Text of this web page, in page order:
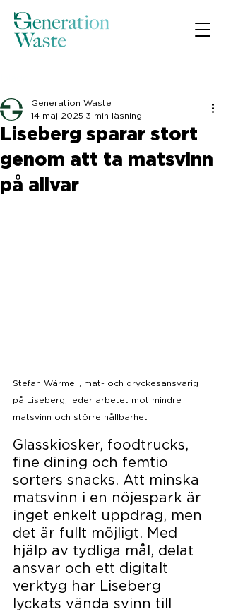
Liseberg sparar stort
genom att ta matsvinn
på allvar
Generation Waste
14 maj 2025 3 min läsning
Stefan Wärmell, mat- och dryckesansvarig
på Liseberg, leder arbetet mot mindre
matsvinn och större hållbarhet
Glasskiosker, foodtrucks,
fine dining och femtio
sorters snacks. Att minska
matsvinn i en nöjespark är
inget enkelt uppdrag, men
det är fullt möjligt. Med
hjälp av tydliga mål, delat
ansvar och ett digitalt
verktyg har Liseberg
lyckats vända svinn till